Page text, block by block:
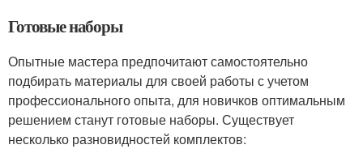
Готовые наборы
Опытные мастера предпочитают самостоятельно
подбирать материалы для своей работы с учетом
профессионального опыта, для новичков оптимальным
решением станут готовые наборы. Существует
несколько разновидностей комплектов: